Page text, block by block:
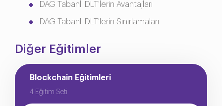
DAG Tabanlı DLT'lerin Avantajları
DAG Tabanlı DLT'lerin Sınırlamaları
Diğer Eğitimler
Blockchain Eğitimleri
4 Eğitim Seti